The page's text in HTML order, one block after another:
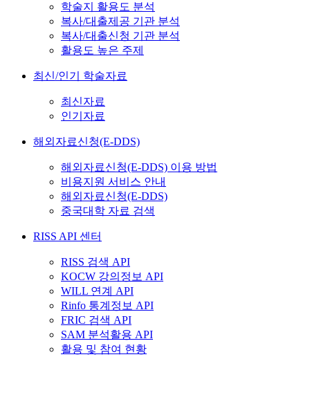
학술지 활용도 분석
복사/대출제공 기관 분석
복사/대출신청 기관 분석
활용도 높은 주제
최신/인기 학술자료
최신자료
인기자료
해외자료신청(E-DDS)
해외자료신청(E-DDS) 이용 방법
비용지원 서비스 안내
해외자료신청(E-DDS)
중국대학 자료 검색
RISS API 센터
RISS 검색 API
KOCW 강의정보 API
WILL 연계 API
Rinfo 통계정보 API
FRIC 검색 API
SAM 분석활용 API
활용 및 참여 현황